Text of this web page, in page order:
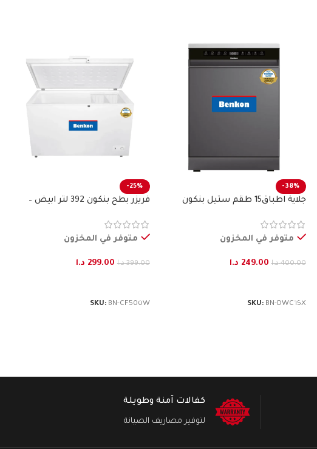
-38%
جلاية اطباق15 طقم ستيل بنكون
متوفر في المخزون
400.00 د.ا 249.00 د.ا
SKU: BN-DWC15X
-25%
فريزر بطح بنكون 392 لتر ابيض –
متوفر في المخزون
399.00 د.ا 299.00 د.ا
SKU: BN-CF500W
كفالات آمنة وطويلة
لتوفير مصاريف الصيانة